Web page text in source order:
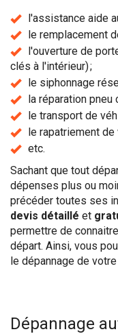
l'assistance aide
le remplacement
l'ouverture de
clés à l'intérieur) ;
le siphonnage
la réparation pneu
le transport de
le rapatriement
etc.
Sachant que tout
dépenses plus ou
précéder toutes ses
devis détaillé et
permettre de
départ. Ainsi, vous
le dépannage de
Dépannage